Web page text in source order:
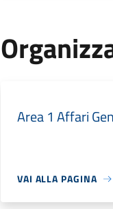
Area 1 Affari
VAI ALLA PAGINA